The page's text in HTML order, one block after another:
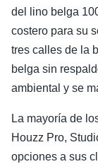
del lino belga
costero para su
tres calles de la
belga sin
ambiental y se
La mayoría de
Houzz Pro,
opciones a sus